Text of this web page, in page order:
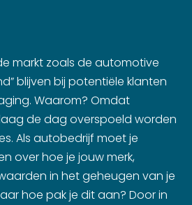
markt zoals de automotive
blijven bij potentiële klanten
Waarom? Omdat
de dag overspoeld worden
Als autobedrijf moet je
over hoe je jouw merk,
in het geheugen van je
hoe pak je dit aan? Door in